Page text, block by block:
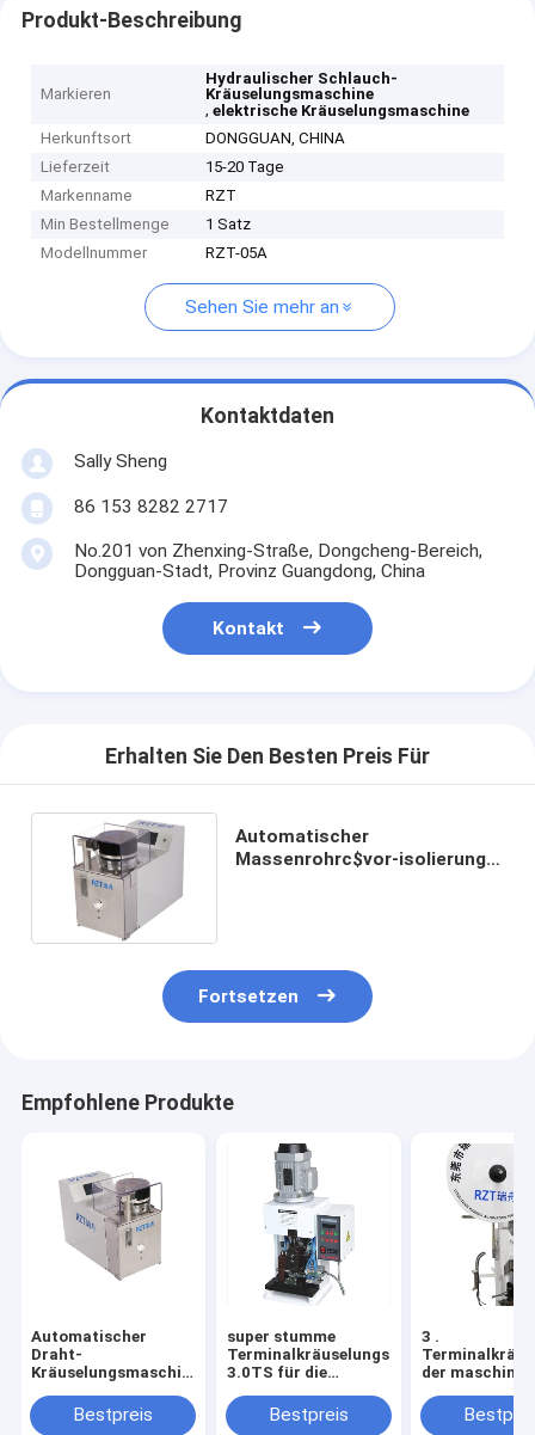
Produkt-Beschreibung
Markieren
Hydraulischer Schlauch-
Kräuselungsmaschine
,elektrische Kräuselungsmaschine
Herkunftsort
DONGGUAN, CHINA
Lieferzeit
15-20 Tage
Markenname
RZT
Min Bestellmenge
1 Satz
Modellnummer
RZT-05A
Sehen Sie mehr an
Kontaktdaten
Sally Sheng
86 153 8282 2717
No.201 von Zhenxing-Straße, Dongcheng-Bereich,
Dongguan-Stadt, Provinz Guangdong, China
Kontakt
Erhalten Sie Den Besten Preis Für
Automatischer
Massenrohrc$vor-isolierung
Fortsetzen
Empfohlene Produkte
Automatischer
Draht-
Kräuselungsmaschinen-
12MM Länge
Bestpreis
super stumme
Terminalkräuselungsmaschine
3.0TS für die
Verarbeitung
Bestpreis
3 .
der
elektrisches
gefahren